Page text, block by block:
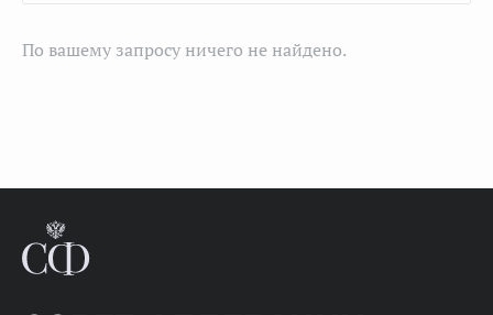
По вашему запросу ничего не найдено.